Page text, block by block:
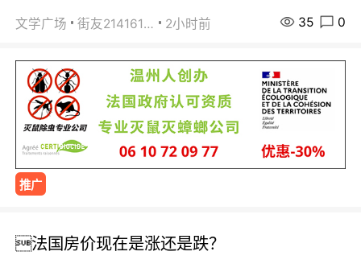
文学广场 街友21416156 2小时前 35 0
推广
法国房价现在是涨还是跌？